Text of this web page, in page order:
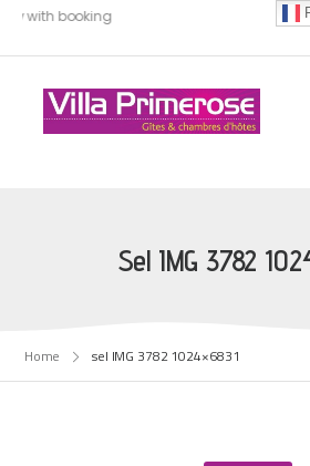
with booking
Sel IMG 3782
Home sel IMG 3782 1024×6831